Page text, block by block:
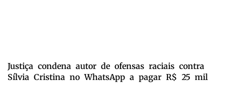
Justiça condena autor de ofensas raciais contra
Sílvia Cristina no WhatsApp a pagar R$ 25 mil